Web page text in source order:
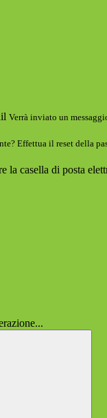
Verrà inviato un
Effettua il reset della
la casella di posta